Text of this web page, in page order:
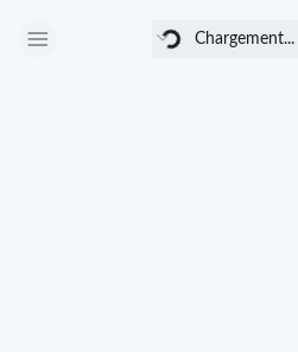
Chargement... Chargement...